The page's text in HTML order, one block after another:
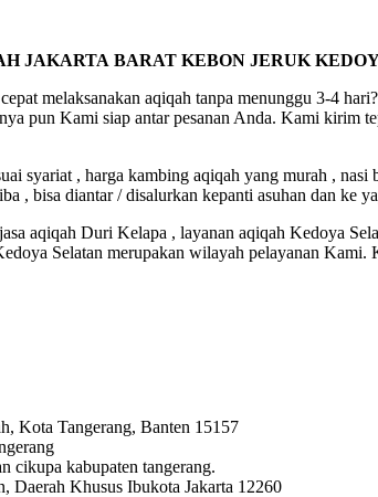
JAKARTA BARAT KEBON JERUK
melaksanakan aqiqah tanpa menunggu 3-4
pun Kami siap antar pesanan Anda. Kami kirim
syariat , harga kambing aqiqah yang murah ,
, bisa diantar / disalurkan kepanti asuhan dan ke
aqiqah Duri Kelapa , layanan aqiqah Kedoya
Selatan merupakan wilayah pelayanan
Kota Tangerang, Banten 15157
cikupa kabupaten tangerang.
Daerah Khusus Ibukota Jakarta 12260